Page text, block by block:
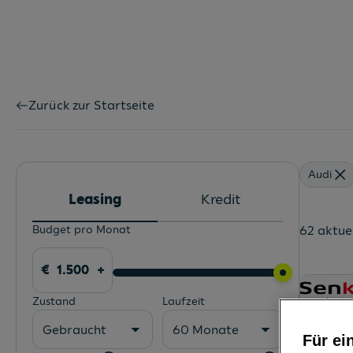
Zurück zur Startseite
Leasing Kredit
Budget pro Monat
Zustand
Gebraucht
Laufzeit
60 Monate
Audi
62
Für